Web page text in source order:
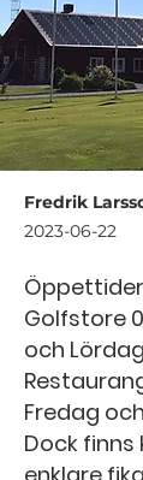
Fredrik
2023-06-22
Golfstore
och Lördag
Fredag
Dock